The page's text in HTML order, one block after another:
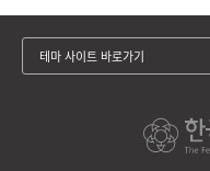
테마 사이트 바로가기